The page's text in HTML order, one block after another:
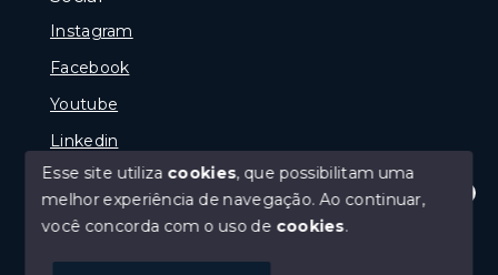
Olá! Estamos disponíveis para te ajudar.
Instagram
Facebook
Youtube
Linkedin
© Copyright 2026 - Reginaldo Polenta - CRECI 31.630
Esse site utiliza cookies, que possibilitam uma
melhor experiência de navegação.Ao continuar,
você concorda com o uso de cookies.